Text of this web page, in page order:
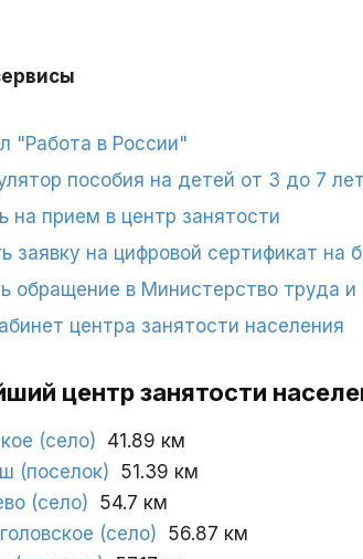
"Работа в России"
пособия на детей от 3 до 7 лет
на прием в центр занятости
заявку на цифровой сертификат на
обращение в Министерство труда
центра занятости населения
центр занятости
(село) 41.89 км
(поселок)
51.39 км
(село) 54.7 км
(село)
56.87 км